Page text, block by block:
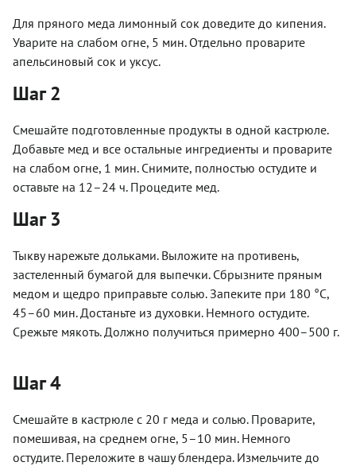
Для пряного меда лимонный сок доведите до кипения.
Уварите на слабом огне, 5 мин. Отдельно проварите
апельсиновый сок и уксус.
Шаг 2
Смешайте подготовленные продукты в одной кастрюле.
Добавьте мед и все остальные ингредиенты и проварите
на слабом огне, 1 мин. Снимите, полностью остудите и
оставьте на 12–24 ч. Процедите мед.
Шаг 3
Тыкву нарежьте дольками. Выложите на противень,
застеленный бумагой для выпечки. Сбрызните пряным
медом и щедро приправьте солью. Запеките при 180 °С,
45–60 мин. Достаньте из духовки. Немного остудите.
Срежьте мякоть. Должно получиться примерно 400–500 г.
Шаг 4
Смешайте в кастрюле с 20 г меда и солью. Проварите,
помешивая, на среднем огне, 5–10 мин. Немного
остудите. Переложите в чашу блендера. Измельчите до